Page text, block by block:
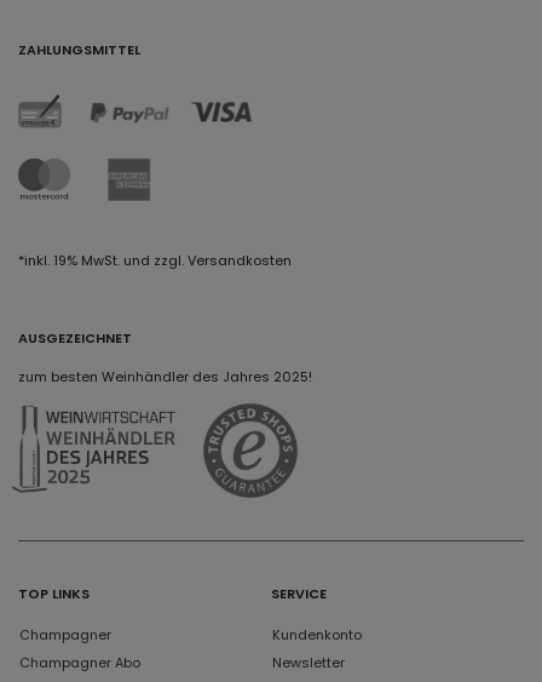
ZAHLUNGSMITTEL
*inkl. 19% MwSt. und zzgl. Versandkosten
AUSGEZEICHNET
zum besten Weinhändler des Jahres 2025!
TOP LINKS
Champagner
Champagner Abo
SERVICE
Kundenkonto
Newsletter